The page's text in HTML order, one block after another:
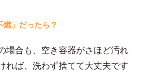
燃」だったら？
場合も、空き容器がさほど汚れ
れば、洗わず捨てて大丈夫です